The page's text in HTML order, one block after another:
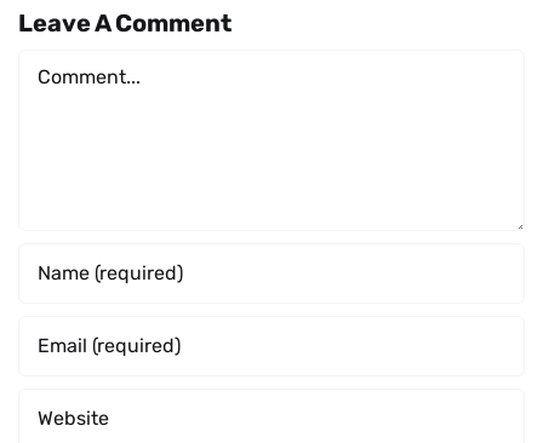
Leave A Comment
Comment